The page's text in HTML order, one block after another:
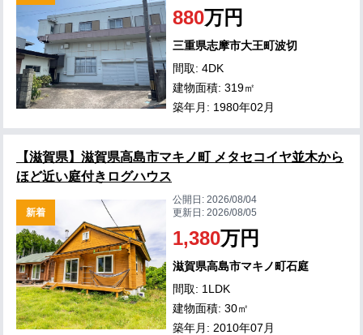
880万円
三重県志摩市大王町波切
間取: 4DK
建物面積: 319㎡
築年月: 1980年02月
【滋賀県】滋賀県高島市マキノ町 メタセコイヤ並木から
ほど近い庭付きログハウス
新着
公開日:2026/08/04
更新日:2026/08/05
1,380万円
滋賀県高島市マキノ町石庭
間取: 1LDK
建物面積: 30㎡
築年月: 2010年07月